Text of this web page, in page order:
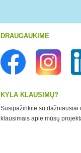
DRAUGAUKIME
KYLA KLAUSIMŲ?
Susipažinkite su dažniausiai
klausimais apie mūsų